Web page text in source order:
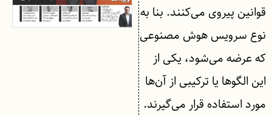
قوانین پیروی می‌کنند. بنا به
نوع سرویس هوش مصنوعی
که عرضه می‌شود، یکی از
این الگوها یا ترکیبی از آن‌ها
مورد استفاده قرار می‌گیرند.